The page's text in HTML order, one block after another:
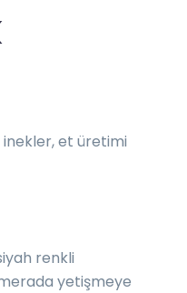
inekler, et üretimi
renkli
yetişmeye